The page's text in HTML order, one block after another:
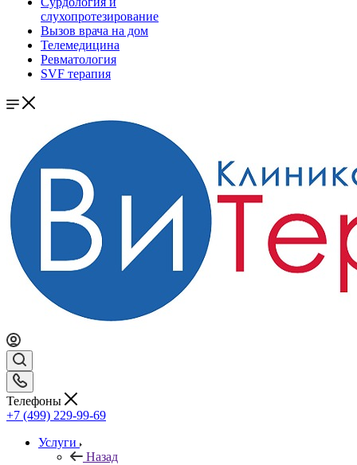
слухопротезирование
Вызов врача на дом
Телемедицина
Ревматология
SVF терапия
Телефоны
+7 (499) 229-99-69
Услуги
Назад